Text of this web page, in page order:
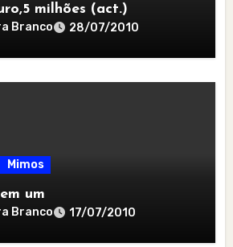
milhões (act.)
Branco 28/07/2010
Mimos
um
Branco 17/07/2010